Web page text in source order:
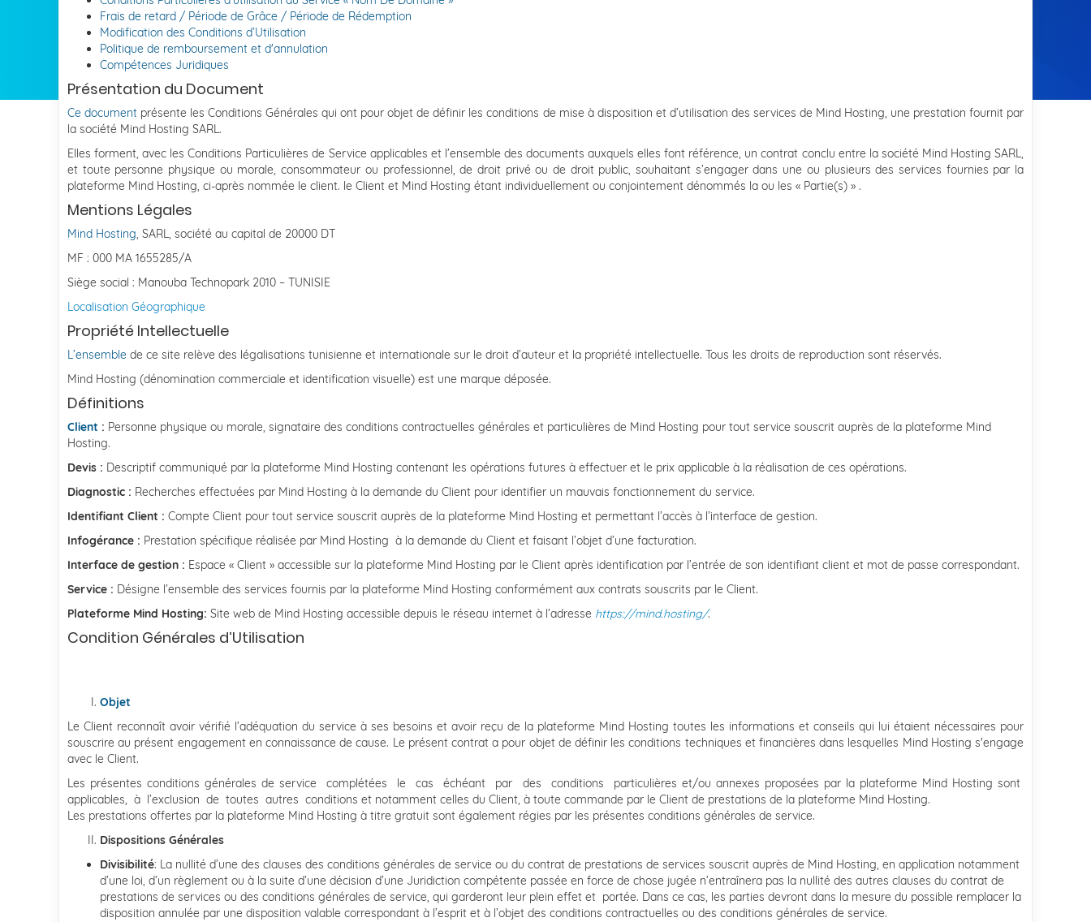
Frais de retard / Période de Grâce / Période de Rédemption
Modification des Conditions d’Utilisation
Politique de remboursement et d'annulation
Compétences Juridiques
Présentation du Document
Ce document présente les Conditions Générales qui ont pour objet de définir les conditions de mise à disposition et d’utilisation des services de Mind Hosting, une prestation fournit par
la société Mind Hosting SARL.
Elles forment, avec les Conditions Particulières de Service applicables et l’ensemble des documents auxquels elles font référence, un contrat conclu entre la société Mind Hosting SARL,
et toute personne physique ou morale, consommateur ou professionnel, de droit privé ou de droit public, souhaitant s’engager dans une ou plusieurs des services fournies par la
plateforme Mind Hosting, ci-après nommée le client. le Client et Mind Hosting étant individuellement ou conjointement dénommés la ou les « Partie(s) » .
Mentions Légales
Mind Hosting, SARL, société au capital de 20000 DT
MF : 000 MA 1655285/A
Siège social : Manouba Technopark 2010 – TUNISIE
Localisation Géographique
Propriété Intellectuelle
L’ensemble de ce site relève des légalisations tunisienne et internationale sur le droit d’auteur et la propriété intellectuelle. Tous les droits de reproduction sont réservés.
Mind Hosting (dénomination commerciale et identification visuelle) est une marque déposée.
Définitions
Client : Personne physique ou morale, signataire des conditions contractuelles générales et particulières de Mind Hosting pour tout service souscrit auprès de la plateforme Mind
Hosting.
Devis : Descriptif communiqué par la plateforme Mind Hosting contenant les opérations futures à effectuer et le prix applicable à la réalisation de ces opérations.
Diagnostic : Recherches effectuées par Mind Hosting à la demande du Client pour identifier un mauvais fonctionnement du service.
Identifiant Client : Compte Client pour tout service souscrit auprès de la plateforme Mind Hosting et permettant l’accès à l’interface de gestion.
Infogérance : Prestation spécifique réalisée par Mind Hosting à la demande du Client et faisant l’objet d’une facturation.
Interface de gestion : Espace « Client » accessible sur la plateforme Mind Hosting par le Client après identification par l’entrée de son identifiant client et mot de passe correspondant.
Service : Désigne l’ensemble des services fournis par la plateforme Mind Hosting conformément aux contrats souscrits par le Client.
Plateforme Mind Hosting: Site web de Mind Hosting accessible depuis le réseau internet à l’adresse https://mind.hosting/.
Condition Générales d’Utilisation
Objet
Le Client reconnaît avoir vérifié l’adéquation du service à ses besoins et avoir reçu de la plateforme Mind Hosting toutes les informations et conseils qui lui étaient nécessaires pour
souscrire au présent engagement en connaissance de cause. Le présent contrat a pour objet de définir les conditions techniques et financières dans lesquelles Mind Hosting s'engage
avec le Client.
Les présentes conditions générales de service complétées le cas échéant par des conditions particulières et/ou annexes proposées par la plateforme Mind Hosting sont
applicables, à l’exclusion de toutes autres conditions et notamment celles du Client, à toute commande par le Client de prestations de la plateforme Mind Hosting.
Les prestations offertes par la plateforme Mind Hosting à titre gratuit sont également régies par les présentes conditions générales de service.
Dispositions Générales
Divisibilité: La nullité d’une des clauses des conditions générales de service ou du contrat de prestations de services souscrit auprès de Mind Hosting, en application notamment
d’une loi, d’un règlement ou à la suite d’une décision d’une Juridiction compétente passée en force de chose jugée n’entraînera pas la nullité des autres clauses du contrat de
prestations de services ou des conditions générales de service, qui garderont leur plein effet et portée. Dans ce cas, les parties devront dans la mesure du possible remplacer la
disposition annulée par une disposition valable correspondant à l’esprit et à l’objet des conditions contractuelles ou des conditions générales de service.